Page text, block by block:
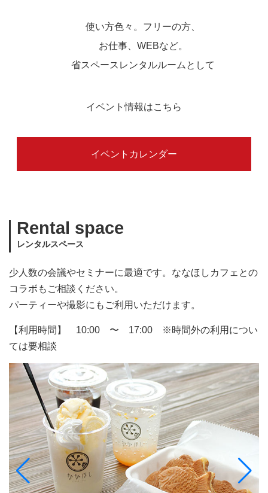
使い方色々。フリーの方、
お仕事、WEBなど。
省スペースレンタルルームとして
イベント情報はこちら
イベントカレンダー
Rental space
レンタルスペース
少人数の会議やセミナーに最適です。ななほしカフェとの
コラボもご相談ください。
パーティーや撮影にもご利用いただけます。
【利用時間】 10:00 〜 17:00 ※時間外の利用につい
ては要相談